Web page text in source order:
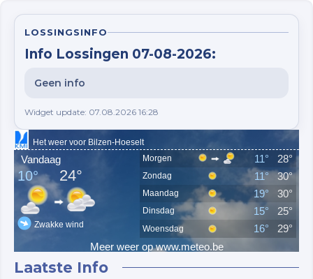
LOSSINGSINFO
Info Lossingen 07-08-2026:
Geen info
Widget update: 07.08.2026 16:28
Laatste Info